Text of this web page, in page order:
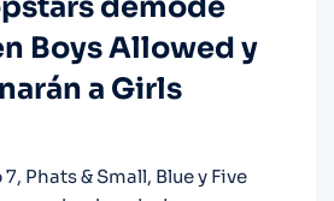
demodé
Boys Allowed y
a Girls
Phats & Small, Blue y Five